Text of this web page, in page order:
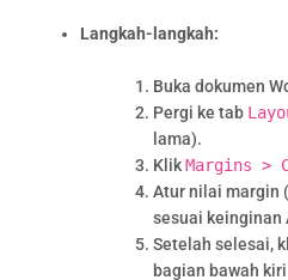
Langkah-langkah:
Buka dokumen
Pergi ke tab
lama).
KlikMargins >
Atur nilai margin
sesuai keinginan
Setelah selesai,
bagian bawah